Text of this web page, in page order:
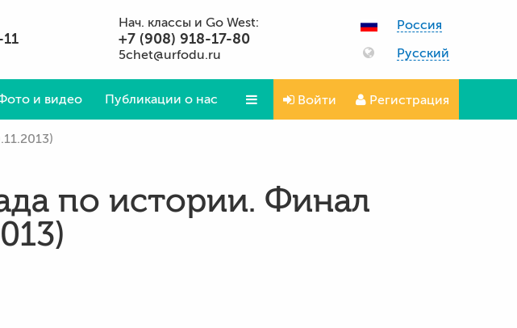
Нач. классы и Go West:
+7 (908) 918-17-80
5chet@urfodu.ru
Россия
Русский
и видео Публикации о нас Войти Регистрация
по истории. Финал